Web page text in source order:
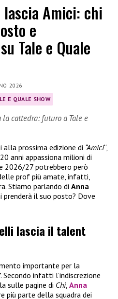
Amici: chi
e
Tale e Quale
2026
E QUALE SHOW
cattedra: futuro a Tale e
alla prossima edizione di “Amici“,
anni appassiona milioni di
2026/27 potrebbero però
prof più amate, infatti,
Stiamo parlando di Anna
prenderà il suo posto? Dove
lascia il talent
importante per la
. Secondo infatti l’indiscrezione
sulle pagine di Chi, Anna
più parte della squadra dei